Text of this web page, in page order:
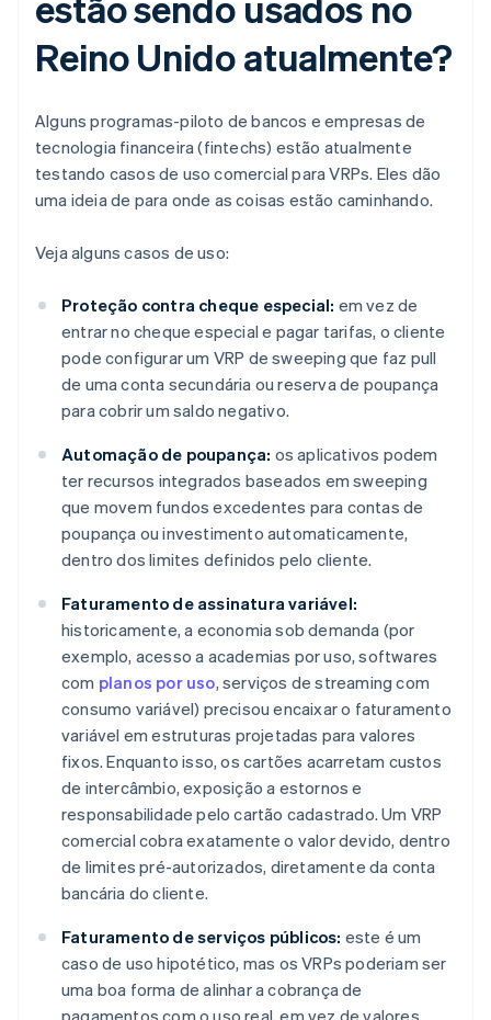
Reino Unido atualmente?
Alguns programas-piloto de bancos e empresas de
tecnologia financeira (fintechs) estão atualmente
testando casos de uso comercial para VRPs. Eles dão
uma ideia de para onde as coisas estão caminhando.
Veja alguns casos de uso:
Proteção contra cheque especial: em vez de
entrar no cheque especial e pagar tarifas, o cliente
pode configurar um VRP de sweeping que faz pull
de uma conta secundária ou reserva de poupança
para cobrir um saldo negativo.
Automação de poupança: os aplicativos podem
ter recursos integrados baseados em sweeping
que movem fundos excedentes para contas de
poupança ou investimento automaticamente,
dentro dos limites definidos pelo cliente.
Faturamento de assinatura variável:
historicamente, a economia sob demanda (por
exemplo, acesso a academias por uso, softwares
com planos por uso, serviços de streaming com
consumo variável) precisou encaixar o faturamento
variável em estruturas projetadas para valores
fixos. Enquanto isso, os cartões acarretam custos
de intercâmbio, exposição a estornos e
responsabilidade pelo cartão cadastrado. Um VRP
comercial cobra exatamente o valor devido, dentro
de limites pré-autorizados, diretamente da conta
bancária do cliente.
Faturamento de serviços públicos: este é um
caso de uso hipotético, mas os VRPs poderiam ser
uma boa forma de alinhar a cobrança de